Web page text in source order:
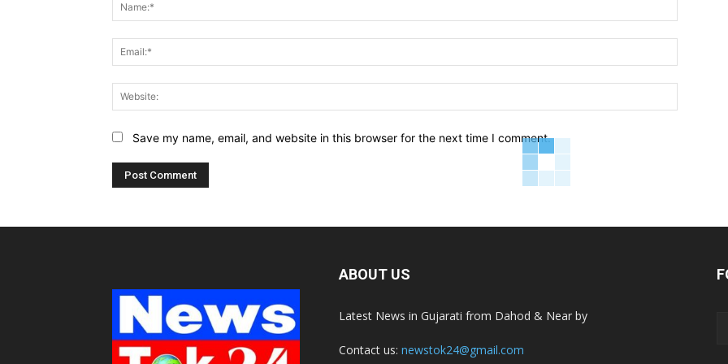
Save my name, email, and website in this browser for the next time I comment.
ABOUT US
Latest News in Gujarati from Dahod & Near by
Contact us: newstok24@gmail.com